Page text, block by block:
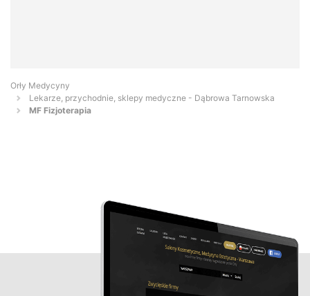
Orły Medycyny
Lekarze, przychodnie, sklepy medyczne - Dąbrowa Tarnowska
MF Fizjoterapia